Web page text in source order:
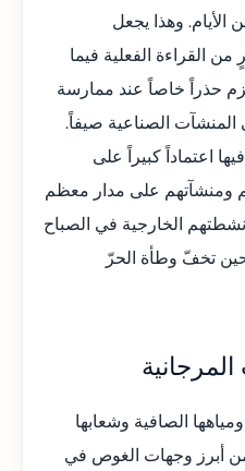
من الأيام. وهذا يجعل
القراءة الفعلية فيما
حذراً خاصاً عند ممارسة
المنشآت الصناعية صيفاً.
اعتماداً كبيراً على
ومنشآتهم على مدار معظم
الخارجية في الصباح
تخفّ وطأة الحرّ
الصافية وشعابها
من أبرز وجهات الغوص في